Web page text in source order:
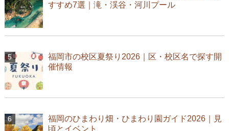
すすめ7選｜滝・渓谷・河川プール
福岡市の校区夏祭り2026｜区・校区名で探す開
催情報
福岡のひまわり畑・ひまわり園ガイド2026｜見
頃とイベント